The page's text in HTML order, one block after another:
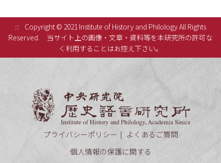
:::
Copyright © 2021 Institute of History and Philology All Rights
Reserved.
当サイト上の画像・文章・資料等を本研究所の許可な
く利用することはお控え下さい。
プライバシーポリシー
よくあるご質問
個人情報の保護に関する